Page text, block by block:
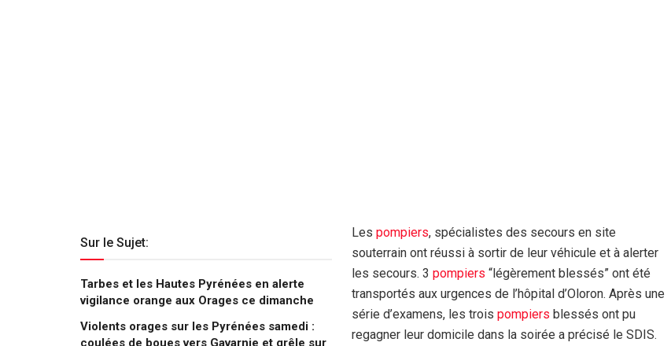
Sur le Sujet:
Tarbes et les Hautes Pyrénées en alerte
vigilance orange aux Orages ce dimanche
Violents orages sur les Pyrénées samedi :
coulées de boues vers Gavarnie et grêle sur
Les pompiers, spécialistes des secours en site
souterrain ont réussi à sortir de leur véhicule et à alerter
les secours. 3 pompiers “légèrement blessés” ont été
transportés aux urgences de l’hôpital d’Oloron. Après une
série d’examens, les trois pompiers blessés ont pu
regagner leur domicile dans la soirée a précisé le SDIS.